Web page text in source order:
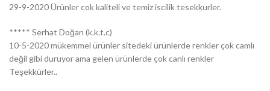
29-9-2020 Ürünler cok kaliteli ve temiz iscilik tesekkurler.
***** Serhat Doğan (k.k.t.c)
10-5-2020 mükemmel ürünler sitedeki ürünlerde renkler çok camlı
değil gibi duruyor ama gelen ürünlerde çok canlı renkler
Teşekkürler..